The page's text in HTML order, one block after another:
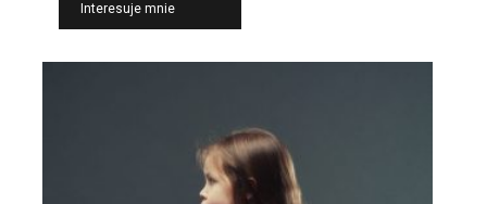
wynosiła:
959,00 zł.335,65 zł.
Interesuje mnie